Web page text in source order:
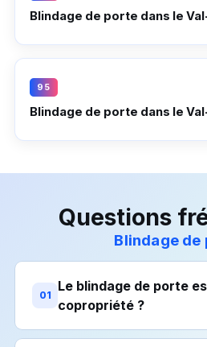
Blindage de porte dans le
95
Blindage de porte dans le
Questions
Blindage de
01
Le blindage de porte
copropriété ?